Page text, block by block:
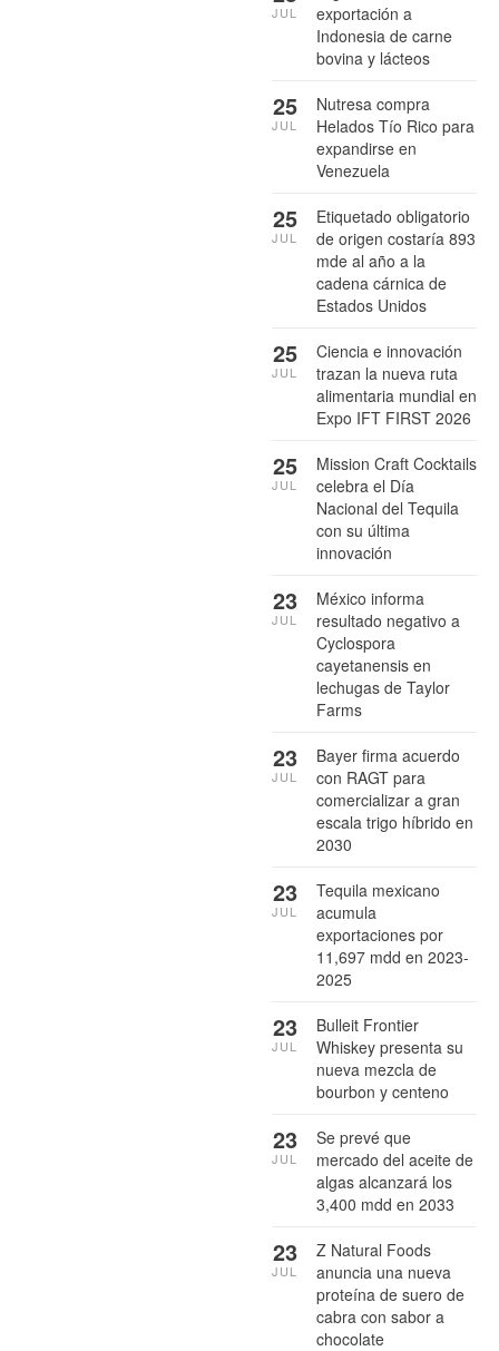
exportación a
Indonesia de carne
bovina y lácteos
JUL
Nutresa compra
Helados Tío Rico para
expandirse en
Venezuela
25
JUL
Etiquetado obligatorio
de origen costaría 893
mde al año a la
cadena cárnica de
Estados Unidos
25
JUL
Ciencia e innovación
trazan la nueva ruta
alimentaria mundial en
Expo IFT FIRST 2026
25
JUL
Mission Craft Cocktails
celebra el Día
Nacional del Tequila
con su última
innovación
25
JUL
México informa
resultado negativo a
Cyclospora
cayetanensis en
lechugas de Taylor
Farms
23
JUL
Bayer firma acuerdo
con RAGT para
comercializar a gran
escala trigo híbrido en
2030
23
JUL
Tequila mexicano
acumula
exportaciones por
11,697 mdd en 2023-
2025
23
JUL
Bulleit Frontier
Whiskey presenta su
nueva mezcla de
bourbon y centeno
23
JUL
Se prevé que
mercado del aceite de
algas alcanzará los
3,400 mdd en 2033
23
JUL
Z Natural Foods
anuncia una nueva
proteína de suero de
cabra con sabor a
chocolate
23
JUL